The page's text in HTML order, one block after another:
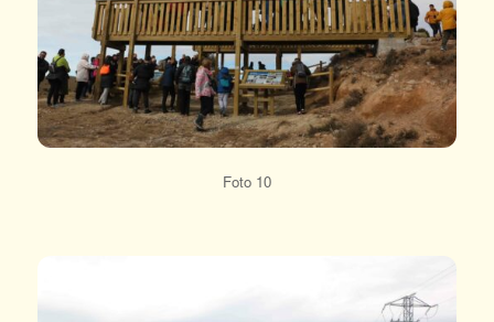
Foto 10